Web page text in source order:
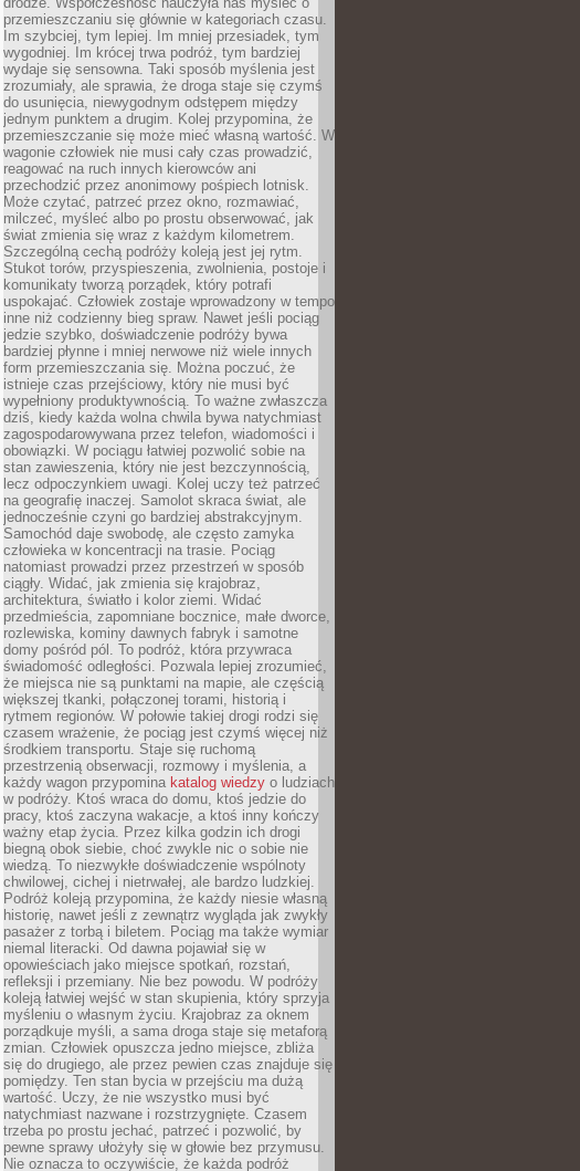
przemieszczaniu się głównie w kategoriach czasu.
Im szybciej, tym lepiej. Im mniej przesiadek, tym
wygodniej. Im krócej trwa podróż, tym bardziej
wydaje się sensowna. Taki sposób myślenia jest
zrozumiały, ale sprawia, że droga staje się czymś
do usunięcia, niewygodnym odstępem między
jednym punktem a drugim. Kolej przypomina, że
przemieszczanie się może mieć własną wartość. W
wagonie człowiek nie musi cały czas prowadzić,
reagować na ruch innych kierowców ani
przechodzić przez anonimowy pośpiech lotnisk.
Może czytać, patrzeć przez okno, rozmawiać,
milczeć, myśleć albo po prostu obserwować, jak
świat zmienia się wraz z każdym kilometrem.
Szczególną cechą podróży koleją jest jej rytm.
Stukot torów, przyspieszenia, zwolnienia, postoje i
komunikaty tworzą porządek, który potrafi
uspokajać. Człowiek zostaje wprowadzony w tempo
inne niż codzienny bieg spraw. Nawet jeśli pociąg
jedzie szybko, doświadczenie podróży bywa
bardziej płynne i mniej nerwowe niż wiele innych
form przemieszczania się. Można poczuć, że
istnieje czas przejściowy, który nie musi być
wypełniony produktywnością. To ważne zwłaszcza
dziś, kiedy każda wolna chwila bywa natychmiast
zagospodarowywana przez telefon, wiadomości i
obowiązki. W pociągu łatwiej pozwolić sobie na
stan zawieszenia, który nie jest bezczynnością,
lecz odpoczynkiem uwagi. Kolej uczy też patrzeć
na geografię inaczej. Samolot skraca świat, ale
jednocześnie czyni go bardziej abstrakcyjnym.
Samochód daje swobodę, ale często zamyka
człowieka w koncentracji na trasie. Pociąg
natomiast prowadzi przez przestrzeń w sposób
ciągły. Widać, jak zmienia się krajobraz,
architektura, światło i kolor ziemi. Widać
przedmieścia, zapomniane bocznice, małe dworce,
rozlewiska, kominy dawnych fabryk i samotne
domy pośród pól. To podróż, która przywraca
świadomość odległości. Pozwala lepiej zrozumieć,
że miejsca nie są punktami na mapie, ale częścią
większej tkanki, połączonej torami, historią i
rytmem regionów. W połowie takiej drogi rodzi się
czasem wrażenie, że pociąg jest czymś więcej niż
środkiem transportu. Staje się ruchomą
przestrzenią obserwacji, rozmowy i myślenia, a
każdy wagon przypomina katalog wiedzy o ludziach
w podróży. Ktoś wraca do domu, ktoś jedzie do
pracy, ktoś zaczyna wakacje, a ktoś inny kończy
ważny etap życia. Przez kilka godzin ich drogi
biegną obok siebie, choć zwykle nic o sobie nie
wiedzą. To niezwykłe doświadczenie wspólnoty
chwilowej, cichej i nietrwałej, ale bardzo ludzkiej.
Podróż koleją przypomina, że każdy niesie własną
historię, nawet jeśli z zewnątrz wygląda jak zwykły
pasażer z torbą i biletem. Pociąg ma także wymiar
niemal literacki. Od dawna pojawiał się w
opowieściach jako miejsce spotkań, rozstań,
refleksji i przemiany. Nie bez powodu. W podróży
koleją łatwiej wejść w stan skupienia, który sprzyja
myśleniu o własnym życiu. Krajobraz za oknem
porządkuje myśli, a sama droga staje się metaforą
zmian. Człowiek opuszcza jedno miejsce, zbliża
się do drugiego, ale przez pewien czas znajduje się
pomiędzy. Ten stan bycia w przejściu ma dużą
wartość. Uczy, że nie wszystko musi być
natychmiast nazwane i rozstrzygnięte. Czasem
trzeba po prostu jechać, patrzeć i pozwolić, by
pewne sprawy ułożyły się w głowie bez przymusu.
Nie oznacza to oczywiście, że każda podróż